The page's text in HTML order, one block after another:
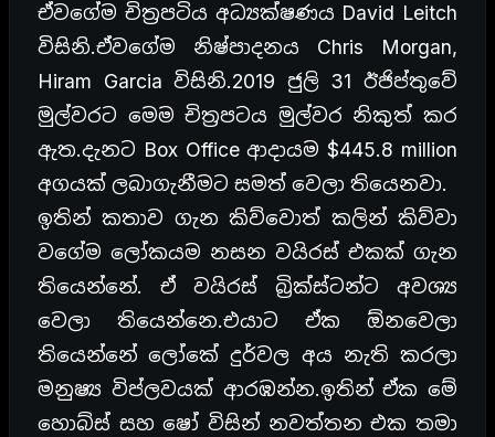
ඒවගේම චිත්‍රපටිය අධ්‍යක්ෂණය David Leitch
විසිනි.ඒවගේම නිෂ්පාදනය Chris Morgan,
Hiram Garcia විසිනි.2019 ජුලි 31 ඊජිප්තුවේ
මුල්වරට මෙම චිත්‍රපටය මුල්වර නිකුත් කර
ඇත.දැනට Box Office ආදායම $445.8 million
අගයක් ලබාගැනීමට සමත් වෙලා තියෙනවා.
ඉතින් කතාව ගැන කිව්වොත් කලින් කිව්වා
වගේම ලෝකයම නසන වයිරස් එකක් ගැන
තියෙන්නේ. ඒ වයිරස් බ්‍රික්ස්ටන්ට අවශ්‍ය
වෙලා තියෙන්නෙ.එයාට ඒක ඕනවෙලා
තියෙන්නේ ලෝකේ දුර්වල අය නැති කරලා
මනුෂ්‍ය විප්ලවයක් ආරඹන්න.ඉතින් ඒක මේ
හොබ්ස් සහ ෂෝ විසින් නවත්තන එක තමා